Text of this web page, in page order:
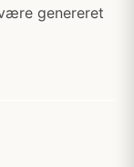
genereret